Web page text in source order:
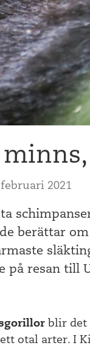
2021
berättar
på resan till
blir det
otal arter. I